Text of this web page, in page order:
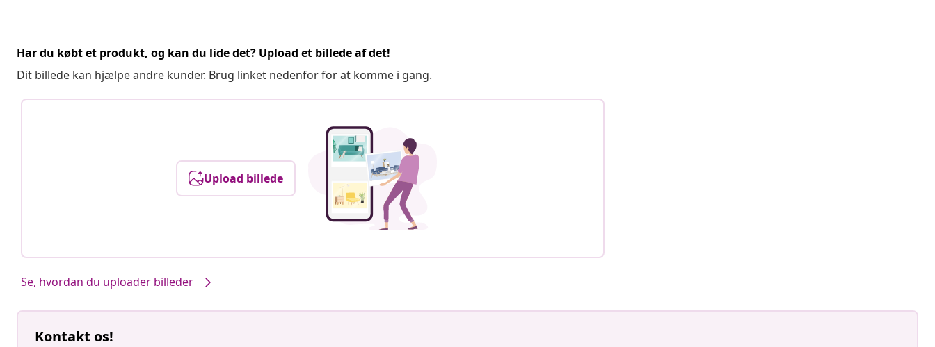
Har du købt et produkt, og kan du lide det? Upload et billede af det!
Dit billede kan hjælpe andre kunder. Brug linket nedenfor for at komme i gang.
Upload billede
Se, hvordan du uploader billeder
Kontakt os!